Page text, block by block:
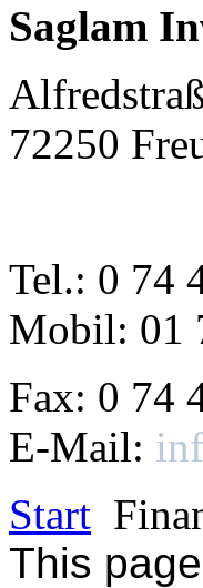
Saglam
72250
Tel.: 0 74
Mobil: 01
Fax: 0 74
E-Mail:
Start
This page